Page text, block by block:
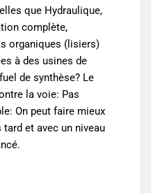
que Hydraulique,
complète,
organiques (lisiers)
à des usines de
de synthèse? Le
la voie: Pas
On peut faire mieux
tard et avec un niveau